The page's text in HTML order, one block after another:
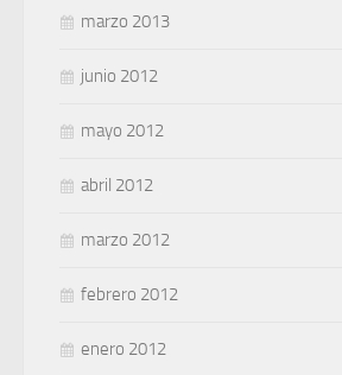
marzo 2013
junio 2012
mayo 2012
abril 2012
marzo 2012
febrero 2012
enero 2012